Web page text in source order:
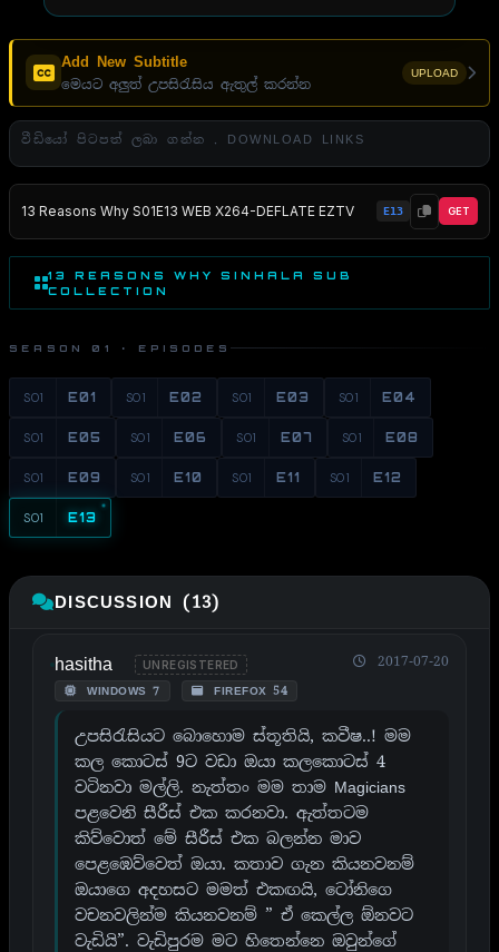
Add New Subtitle
මෙයට අලුත් උපසිරැසිය ඇතුල් කරන්න
UPLOAD
වීඩියෝ පිටපත් ලබා ගන්න . DOWNLOAD LINKS
13 Reasons Why S01E13 WEB X264-DEFLATE EZTV E13 GET
13 REASONS WHY SINHALA SUB
COLLECTION
SEASON 01 · EPISODES
S01 E01 S01 E02 S01 E03 S01 E04
S01 E05 S01 E06 S01 E07 S01 E08
S01 E09 S01 E10 S01 E11 S01 E12
S01 E13
DISCUSSION (13)
hasitha UNREGISTERED
WINDOWS 7 FIREFOX 54
2017-07-20
උපසිරැසියට බොහොම ස්තූතියි, කවීෂ..! මම
කල කොටස් 9ට වඩා ඔයා කලකොටස් 4
වටිනවා මල්ලි. නැත්තං මම තාම Magicians
පළවෙනි සීරීස් එක කරනවා. ඇත්තටම
කිව්වොත් මේ සීරීස් එක බලන්න මාව
පෙළඹෙව්වෙත් ඔයා. කතාව ගැන කියනවනම්
ඔයාගෙ අදහසට මමත් එකඟයි, ටෝනිගෙ
වචනවලින්ම කියනවනම් ” ඒ කෙල්ල ඕනවට
වැඩියි”. වැඩිපුරම මට හිතෙන්නෙ ඔවුන්ගේ